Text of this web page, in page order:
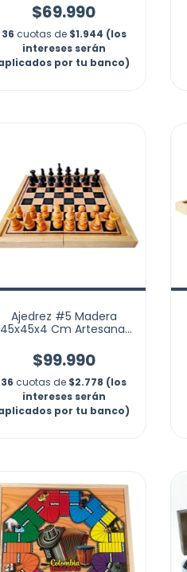
$69.990
36 cuotas de $1.944 (los
intereses serán
por tu banco)
Ajedrez #5 Madera
45x45x4 Cm Artesanal
$99.990
36 cuotas de $2.778 (los
intereses serán
por tu banco)